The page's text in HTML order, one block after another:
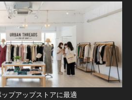
プアップストアに最適